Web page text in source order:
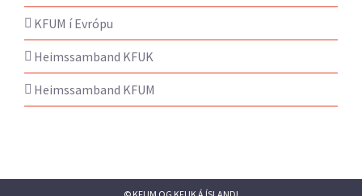
KFUM í Evrópu
Heimssamband KFUK
Heimssamband KFUM